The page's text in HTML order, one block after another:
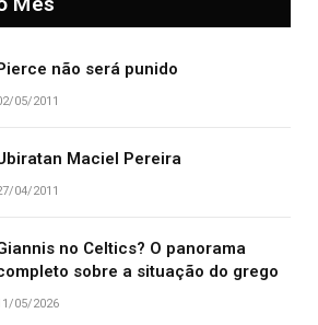
não será punido
05/2011
Maciel Pereira
04/2011
no Celtics? O panorama
sobre a situação do grego
05/2026